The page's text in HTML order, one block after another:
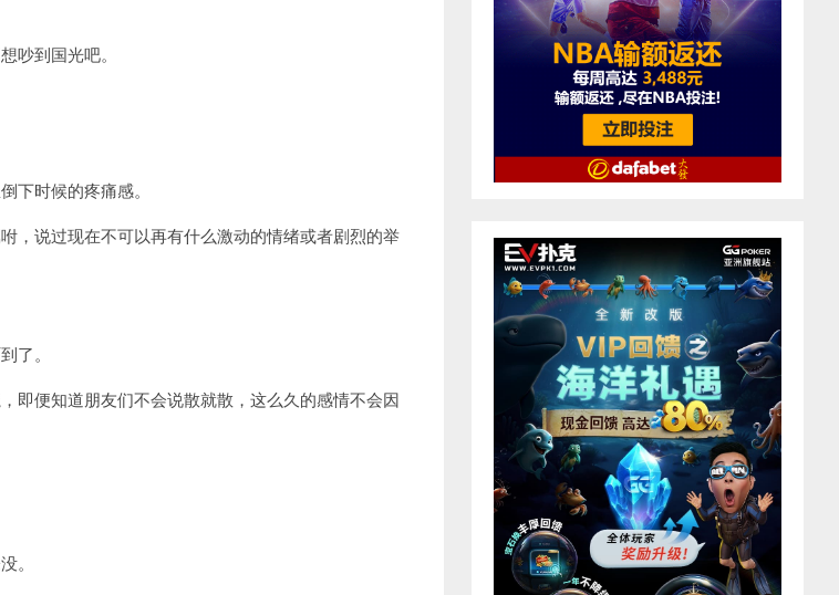
到国光吧。
下时候的疼痛感。
说过现在不可以再有什么激动的情绪或者剧烈的举
了。
便知道朋友们不会说散就散，这么久的感情不会因
。